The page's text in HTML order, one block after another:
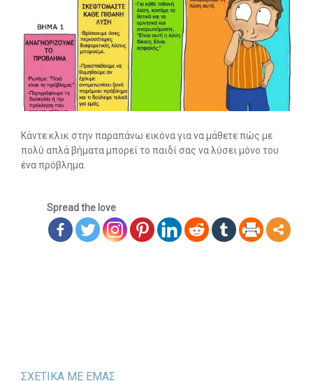
-- Κατ’οίκον Προγράμματα
-- Ομαδικά Προγράμματα
-- Προγράμματα στον Η/Υ
Οι υπηρεσίες μας
-- Εργοθεραπεία
-- Λογοθεραπεία
-- Ειδική Αγωγή
Κάντε κλικ στην παραπάνω εικόνα για να μάθετε πώς με
πολύ απλά βήματα μπορεί το παιδί σας να λύσει μόνο του
ένα πρόβλημα.
Spread the love
ΣΧΕΤΙΚΑ ΜΕ ΕΜΑΣ